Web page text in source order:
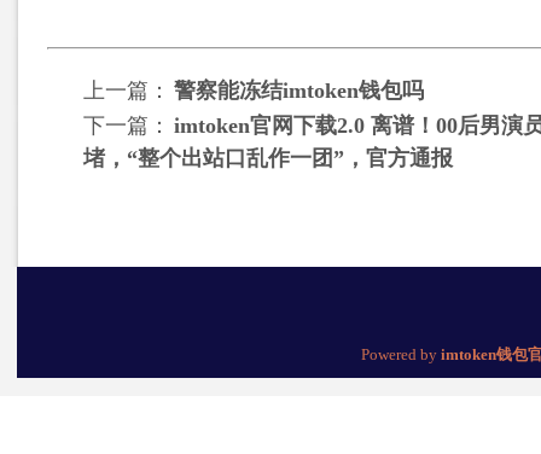
上一篇： 警察能冻结imtoken钱包吗
下一篇： imtoken官网下载2.0 离谱！00后男演
堵，“整个出站口乱作一团”，官方通报
Powered by imtoken钱包